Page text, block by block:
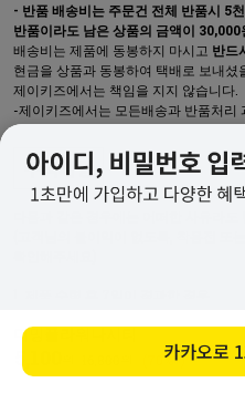
미밍플라워나시티
(70%↓)
- 반품 배송비는 주문건 전체 반품시 5
반품이라도 남은 상품의 금액이
배송비는 제품에 동봉하지 마시고 반드
현금을 상품과 동봉하여 택배로 보내
제이키즈에서는 책임을 지지 않습니다.
-제이키즈에서는 모든배송과 반품처리
주의사항
다음과 같은 경우에는 어떠한 사유라도
(고객님의 불이익이 없도록, 착용전 또
탈취제, 향수, 섬유유연제 등을 사용
이 외 고객님의 책임 있는 사유로 제
카카오로